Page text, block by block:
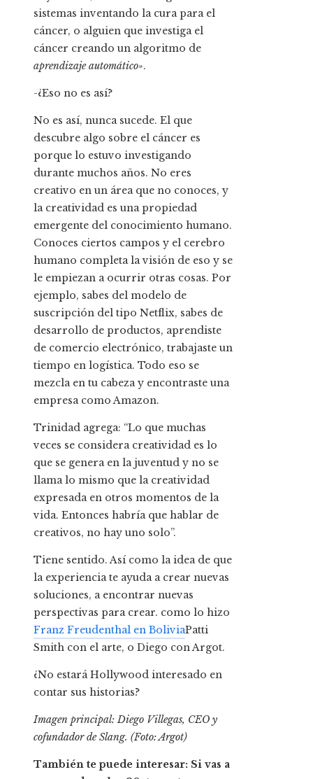
sistemas inventando la cura para el
cáncer, o alguien que investiga el
cáncer creando un algoritmo de
aprendizaje automático».
-¿Eso no es así?
No es así, nunca sucede. El que
descubre algo sobre el cáncer es
porque lo estuvo investigando
durante muchos años. No eres
creativo en un área que no conoces, y
la creatividad es una propiedad
emergente del conocimiento humano.
Conoces ciertos campos y el cerebro
humano completa la visión de eso y se
le empiezan a ocurrir otras cosas. Por
ejemplo, sabes del modelo de
suscripción del tipo Netflix, sabes de
desarrollo de productos, aprendiste
de comercio electrónico, trabajaste un
tiempo en logística. Todo eso se
mezcla en tu cabeza y encontraste una
empresa como Amazon.
Trinidad agrega: “Lo que muchas
veces se considera creatividad es lo
que se genera en la juventud y no se
llama lo mismo que la creatividad
expresada en otros momentos de la
vida. Entonces habría que hablar de
creativos, no hay uno solo”.
Tiene sentido. Así como la idea de que
la experiencia te ayuda a crear nuevas
soluciones, a encontrar nuevas
perspectivas para crear. como lo hizo
Franz Freudenthal en BoliviaPatti
Smith con el arte, o Diego con Argot.
¿No estará Hollywood interesado en
contar sus historias?
Imagen principal: Diego Villegas, CEO y
cofundador de Slang. (Foto: Argot)
También te puede interesar: Si vas a